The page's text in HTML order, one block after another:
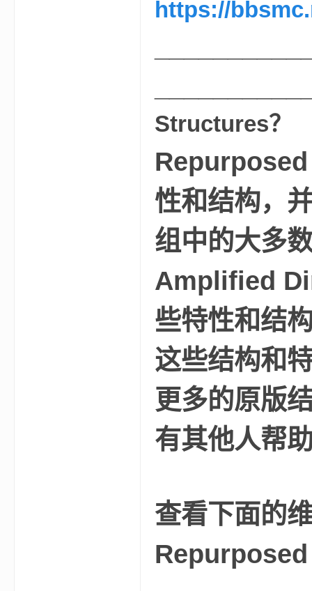
https://
Structures？
性和结构，
组中的大多
Amplified
些特性和结
这些结构和
更多的原版
有其他人帮
查看下面的